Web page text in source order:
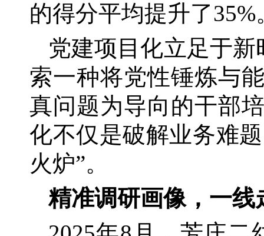
的得分平均提升了35%
党建项目化立足于新
索一种将党性锤炼与
真问题为导向的干部
化不仅是破解业务难
火炉”。
精准调研画像，一